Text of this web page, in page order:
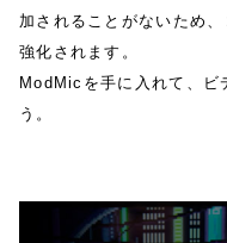
加されることがないため
強化されます。
ModMicを手に入れて、ビ
う。